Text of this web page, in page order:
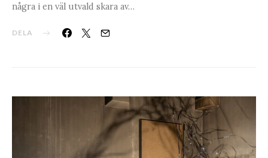
några i en väl utvald skara av…
DELA